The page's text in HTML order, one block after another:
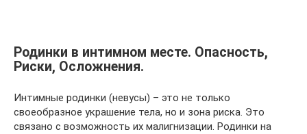
Родинки в интимном месте. Опасность,
Риски, Осложнения.
Интимные родинки (невусы) – это не только
своеобразное украшение тела, но и зона риска. Это
связано с возможность их малигнизации. Родинки на